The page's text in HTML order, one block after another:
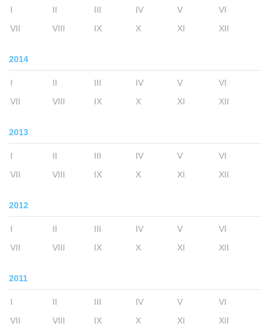
I II III IV V
VI
VII
VIII IX X XI XII
2014
I II III IV V
VI
VII
VIII IX X XI XII
2013
I II III IV V
VI
VII
VIII IX X XI XII
2012
I II III IV V
VI
VII
VIII IX X XI XII
2011
I II III IV V
VI
VII
VIII IX X XI XII